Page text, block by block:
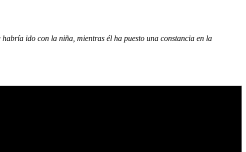
ido con la niña, mientras él ha puesto una constancia en la